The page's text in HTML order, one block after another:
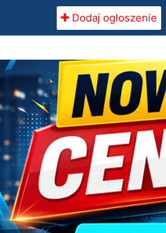
Dodaj ogłoszenie